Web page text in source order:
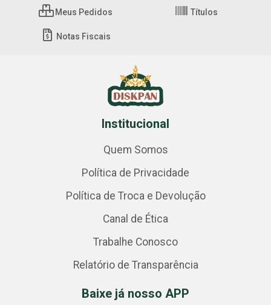
Meus Pedidos Títulos
Notas Fiscais
Institucional
Quem Somos
Política de Privacidade
Política de Troca e Devolução
Canal de Ética
Trabalhe Conosco
Relatório de Transparência
Baixe já nosso APP